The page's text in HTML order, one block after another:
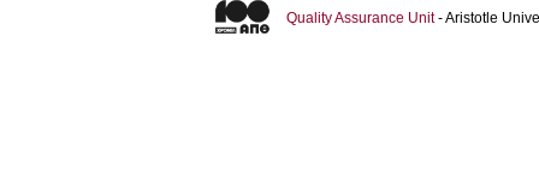
Quality Assurance Unit- Aristotle